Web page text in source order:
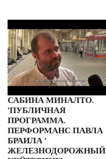
САБИНА МИНАЛТО.
’ПУБЛИЧНАЯ
ПРОГРАММА.
ПЕРФОРМАНС ПАВЛА
БРАИЛА ‘
ЖЕЛЕЗНОДОРОЖНЫЙ